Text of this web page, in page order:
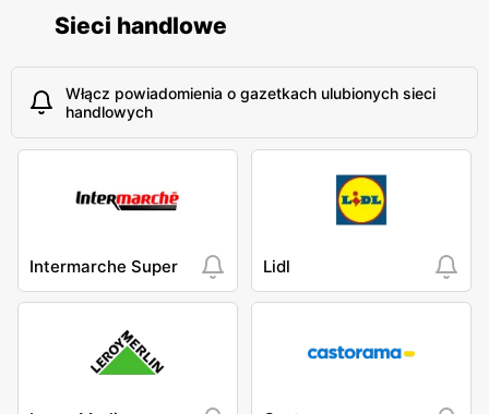
Sieci handlowe
Włącz powiadomienia o gazetkach ulubionych sieci
handlowych
Intermarche Super Lidl